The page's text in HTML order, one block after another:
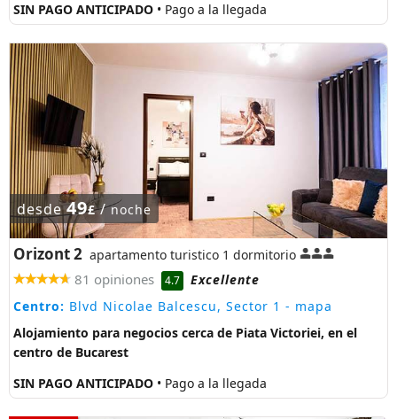
SIN PAGO ANTICIPADO • Pago a la llegada
desde49£/noche
Orizont 2 apartamento turistico 1 dormitorio
81 opiniones 4.7
Excellente
Centro: Blvd Nicolae Balcescu, Sector 1 - mapa
Alojamiento para negocios cerca de Piata Victoriei, en el
centro de Bucarest
SIN PAGO ANTICIPADO • Pago a la llegada